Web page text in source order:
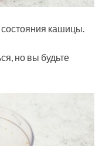
кашицы.
но вы будьте